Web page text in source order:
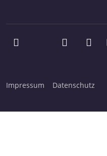
Impressum Datenschutz